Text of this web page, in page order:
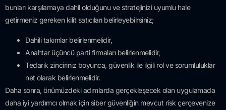
bunları karşılamaya dahil olduğunu ve stratejinizi uyumlu hale
getirmeniz gereken kilit satıcıları belirleyebilrsiniz;
Dahili takımlar belirlenmelidir,
Anahtar üçüncü parti firmaları belirlenmelidir,
Tedarik zinciriniz boyunca, güvenlik ile ilgili rol ve sorumluluklar
net olarak belirlenmelidir.
Daha sonra, önümüzdeki adımlarda gerçekleşecek olan uygulamada
daha iyi yardımcı olmak için siber güvenliğin mevcut risk çerçevenize